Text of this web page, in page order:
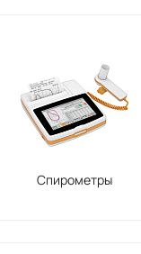
Спирометры